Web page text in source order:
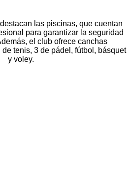
las piscinas, que cuentan
para garantizar la seguridad
el club ofrece canchas
tenis, 3 de pádel, fútbol, básquet
y voley.